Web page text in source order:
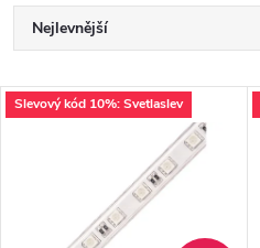
Ř
a
Nejlevnější
Nejprodávanější
V
Slevový kód 10%: Svetlaslev